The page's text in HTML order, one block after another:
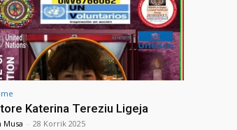
Katerina Tereziu Ligeja
Musa - 28 Korrik 2025